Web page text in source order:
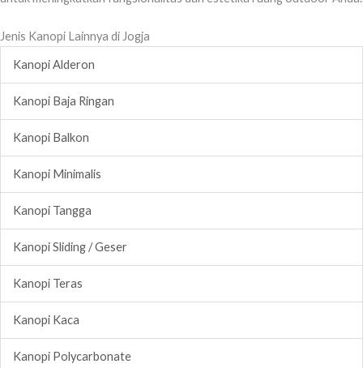
Jenis Kanopi Lainnya di Jogja
Kanopi Alderon
Kanopi Baja Ringan
Kanopi Balkon
Kanopi Minimalis
Kanopi Tangga
Kanopi Sliding / Geser
Kanopi Teras
Kanopi Kaca
Kanopi Polycarbonate